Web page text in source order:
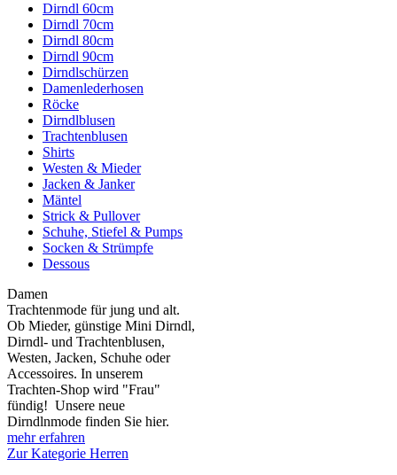
Dirndl 60cm
Dirndl 70cm
Dirndl 80cm
Dirndl 90cm
Dirndlschürzen
Damenlederhosen
Röcke
Dirndlblusen
Trachtenblusen
Shirts
Westen & Mieder
Jacken & Janker
Mäntel
Strick & Pullover
Schuhe, Stiefel & Pumps
Socken & Strümpfe
Dessous
Damen
Trachtenmode für jung und alt.
Ob Mieder, günstige Mini Dirndl,
Dirndl- und Trachtenblusen,
Westen, Jacken, Schuhe oder
Accessoires. In unserem
Trachten-Shop wird "Frau"
fündig! Unsere neue
Dirndlnmode finden Sie hier.
mehr erfahren
Zur Kategorie Herren